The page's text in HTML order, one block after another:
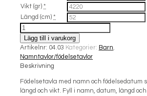
Vikt (gr) *
Längd (cm) *
Födelsetavla
djur
mängd
Lägg till i varukorg
Artikelnr: 04.03 Kategorier: Barn,
Namntavlor/födelsetavlor
Beskrivning
Födelsetavla med namn och födelsedatum
längd och vikt. Fyll i namn, datum, längd